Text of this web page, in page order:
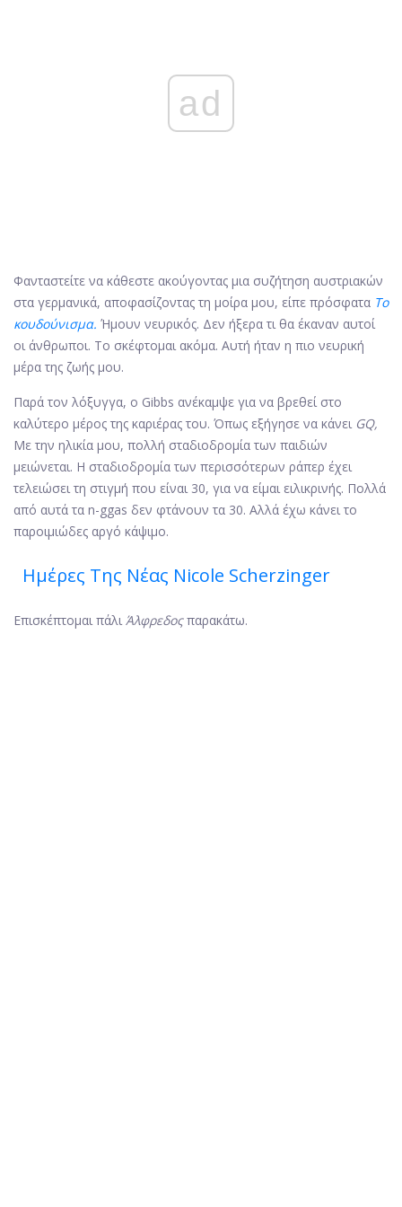
ad
Φανταστείτε να κάθεστε ακούγοντας μια συζήτηση αυστριακών
στα γερμανικά, αποφασίζοντας τη μοίρα μου, είπε πρόσφατα Το
κουδούνισμα. Ήμουν νευρικός. Δεν ήξερα τι θα έκαναν αυτοί
οι άνθρωποι. Το σκέφτομαι ακόμα. Αυτή ήταν η πιο νευρική
μέρα της ζωής μου.
Παρά τον λόξυγγα, ο Gibbs ανέκαμψε για να βρεθεί στο
καλύτερο μέρος της καριέρας του. Όπως εξήγησε να κάνει GQ,
Με την ηλικία μου, πολλή σταδιοδρομία των παιδιών
μειώνεται. Η σταδιοδρομία των περισσότερων ράπερ έχει
τελειώσει τη στιγμή που είναι 30, για να είμαι ειλικρινής. Πολλά
από αυτά τα n-ggas δεν φτάνουν τα 30. Αλλά έχω κάνει το
παροιμιώδες αργό κάψιμο.
Ημέρες Της Νέας Nicole Scherzinger
Επισκέπτομαι πάλιΆλφρεδοςπαρακάτω.